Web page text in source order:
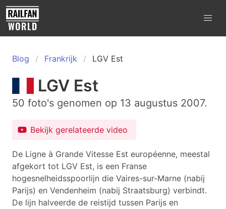
Blog Frankrijk LGV Est
LGV Est
50 foto's genomen op 13 augustus 2007.
Bekijk gerelateerde video
De Ligne à Grande Vitesse Est européenne, meestal
afgekort tot LGV Est, is een Franse
hogesnelheidsspoorlijn die Vaires-sur-Marne (nabij
Parijs) en Vendenheim (nabij Straatsburg) verbindt.
De lijn halveerde de reistijd tussen Parijs en